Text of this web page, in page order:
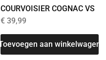
COURVOISIER COGNAC VS
€39,99
Toevoegen aan winkelwagen